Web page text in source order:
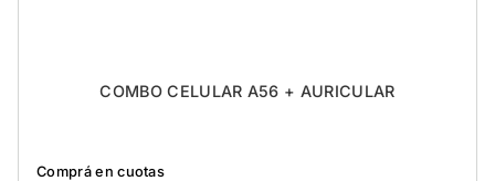
COMBO CELULAR A56 + AURICULAR
Comprá en cuotas